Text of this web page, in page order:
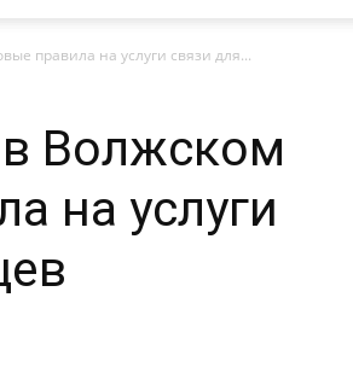
правила на услуги связи для...
в Волжском
на услуги